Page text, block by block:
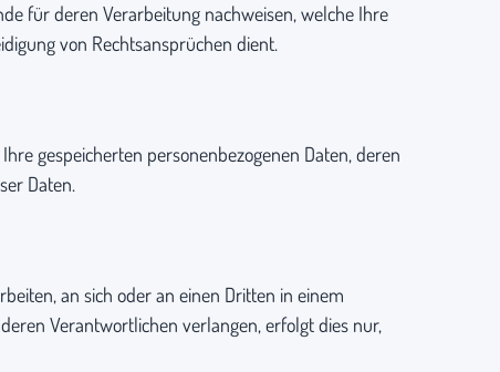
für deren Verarbeitung nachweisen, welche Ihre
von Rechtsansprüchen dient.
gespeicherten personenbezogenen Daten, deren
Daten.
an sich oder an einen Dritten in einem
Verantwortlichen verlangen, erfolgt dies nur,